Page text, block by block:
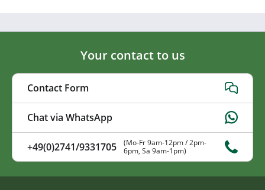
Your contact to us
Contact Form
Chat via WhatsApp
+49(0)2741/9331705
(Mo-Fr 9am-12pm / 2pm-
6pm, Sa 9am-1pm)